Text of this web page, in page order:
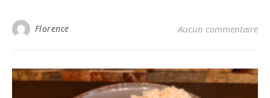
Florence Aucun commentaire